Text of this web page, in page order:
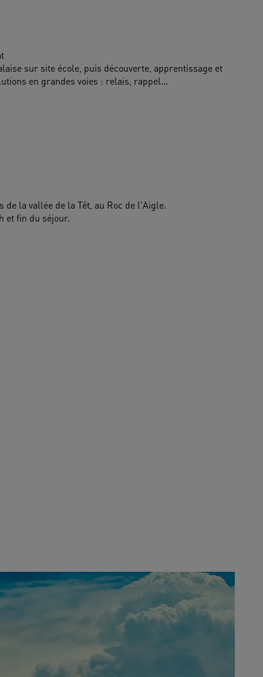
sur site école, puis découverte, apprentissage et
en grandes voies : relais, rappel...
de la vallée de la Têt, au Roc de l'Aigle.
et fin du séjour.